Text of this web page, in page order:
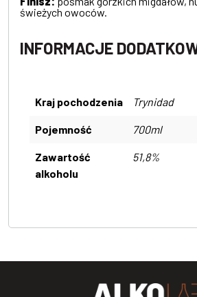
świeżych owoców.
INFORMACJE
Kraj pochodzenia Trynidad
Pojemność 700ml
Zawartość
alkoholu
51,8%